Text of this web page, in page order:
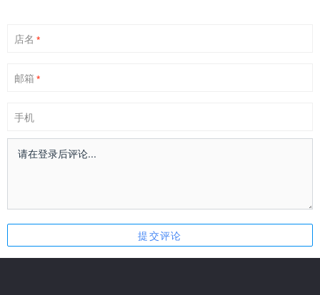
店名 *
邮箱 *
手机